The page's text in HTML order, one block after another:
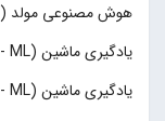
هوش مصنوعی مولد (Generative AI)
یادگیری ماشین (Machine Learning - ML)
یادگیری ماشین (Machine Learning - ML)